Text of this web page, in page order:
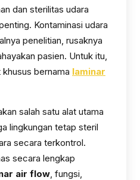
dan sterilitas udara
Kontaminasi udara
penelitian, rusaknya
pasien. Untuk itu,
bernama laminar
salah satu alat utama
lingkungan tetap steril
secara terkontrol.
secara lengkap
air flow , fungsi,